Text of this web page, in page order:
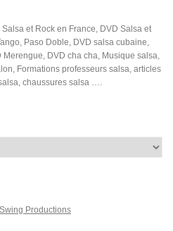
Salsa et Rock en France, DVD Salsa et
Paso Doble, DVD salsa cubaine,
Merengue, DVD cha cha, Musique salsa,
Formations professeurs salsa, articles
chaussures salsa ….
Productions